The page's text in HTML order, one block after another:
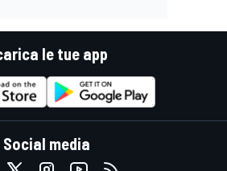
le tue app
Social media